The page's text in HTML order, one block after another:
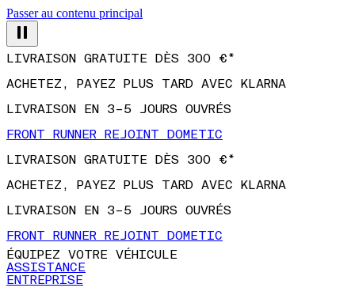
Passer au contenu principal
LIVRAISON GRATUITE DÈS 300 €*
LIVRAISON EN 3–5 JOURS OUVRÉS
FRONT RUNNER REJOINT DOMETIC
LIVRAISON GRATUITE DÈS 300 €*
ACHETEZ, PAYEZ PLUS TARD AVEC KLARNA
LIVRAISON EN 3–5 JOURS OUVRÉS
FRONT RUNNER REJOINT DOMETIC
ÉQUIPEZ VOTRE VÉHICULE
ASSISTANCE
ENTREPRISE